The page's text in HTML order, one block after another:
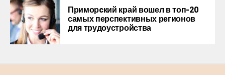
Приморcкий край вошел в топ-20
самых перспективных регионов
для трудоустройства